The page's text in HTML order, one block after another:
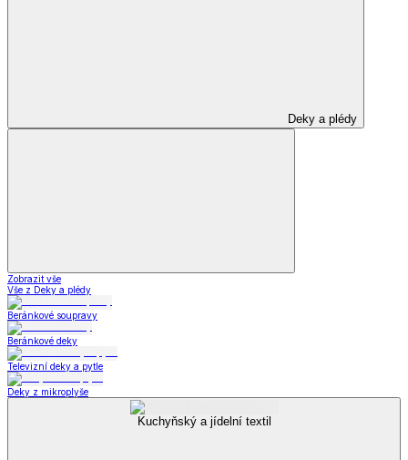
Deky a plédy
Zobrazit vše
Vše z Deky a plédy
Beránkové soupravy
Beránkové deky
Televizní deky a pytle
Deky z mikroplyše
Kuchyňský a jídelní textil